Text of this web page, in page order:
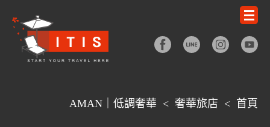
AMAN｜低調奢華 < 奢華旅店 < 首頁